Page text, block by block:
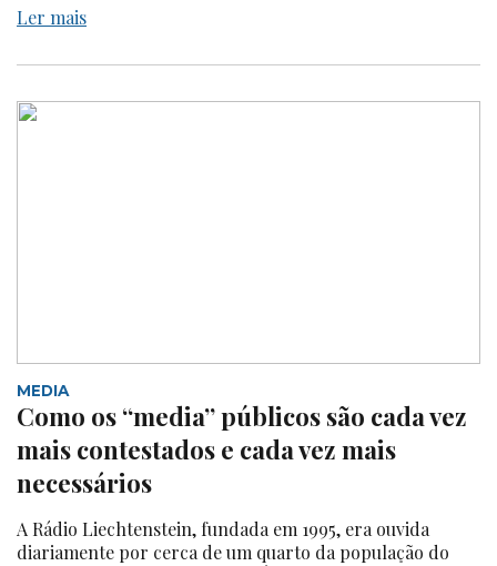
Ler mais
MEDIA
Como os “media” públicos são cada vez
mais contestados e cada vez mais
necessários
A Rádio Liechtenstein, fundada em 1995, era ouvida
diariamente por cerca de um quarto da população do